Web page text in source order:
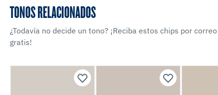
TONOS RELACIONADOS
¿Todavía no decide un tono? ¡Reciba estos chips por correo
gratis!